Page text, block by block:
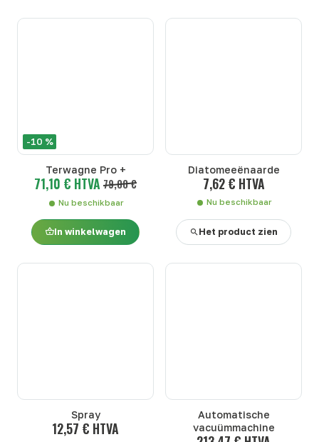
-10 %
Terwagne Pro +
71,10 € HTVA 79,00 €
Nu beschikbaar
In winkelwagen
Diatomeeënaarde
7,62 € HTVA
Nu beschikbaar
Het product zien
Spray
12,57 € HTVA
Automatische
vacuümmachine